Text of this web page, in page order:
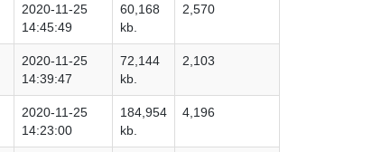
2020-11-25
14:45:49
60,168
kb.
2,570
2020-11-25
14:39:47
72,144
kb.
2,103
2020-11-25
14:23:00
184,954
kb.
4,196